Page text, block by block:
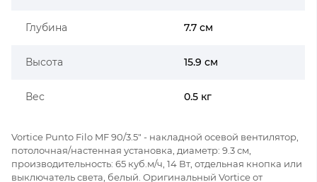
Глубина 7.7 см
Высота 15.9 см
Вес 0.5 кг
Vortice Punto Filo MF 90/3.5" - накладной осевой вентилятор,
потолочная/настенная установка, диаметр: 9.3 см,
производительность: 65 куб.м/ч, 14 Вт, отдельная кнопка или
выключатель света, белый. Оригинальный Vortice от